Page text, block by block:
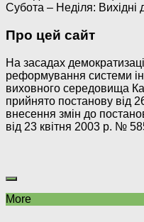
Субота – Неділя: Вихідні
Про цей сайт
На засадах
реформування системи
виховного середовища
прийнято постанову від
внесення змін до
від 23 квітня 2003 р. №
More